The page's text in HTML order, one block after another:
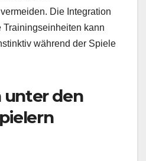
Die Integration
kann
während der Spiele
unter den